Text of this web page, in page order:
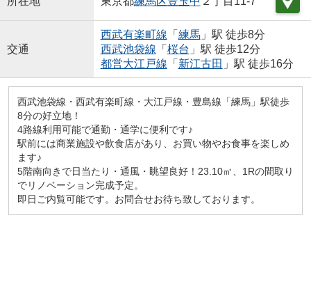
交通
西武有楽町線 「 練馬」駅 徒歩8分
西武池袋線 「 桜台 」駅 徒歩12分
都営大江戸線 「 新江古田 」駅 徒歩16分
西武池袋線・西武有楽町線・大江戸線・豊島線「練馬」駅徒歩
8分の好立地！
4路線利用可能で通勤・通学に便利です♪
駅前には商業施設や飲食店があり、お買い物やお食事を楽しめ
ます♪
5階南向きで日当たり・通風・眺望良好！23.10㎡、1Rの間取り
でリノベーション完成予定。
即日ご内覧可能です。お問合せお待ち致しております。